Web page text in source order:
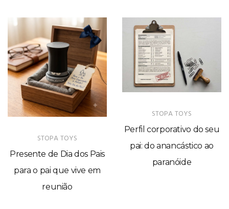
STOPA TOYS
Presente de Dia dos Pais
para o pai que vive em
reunião
STOPA TOYS
Perfil corporativo do seu
pai: do anancástico ao
paranóide